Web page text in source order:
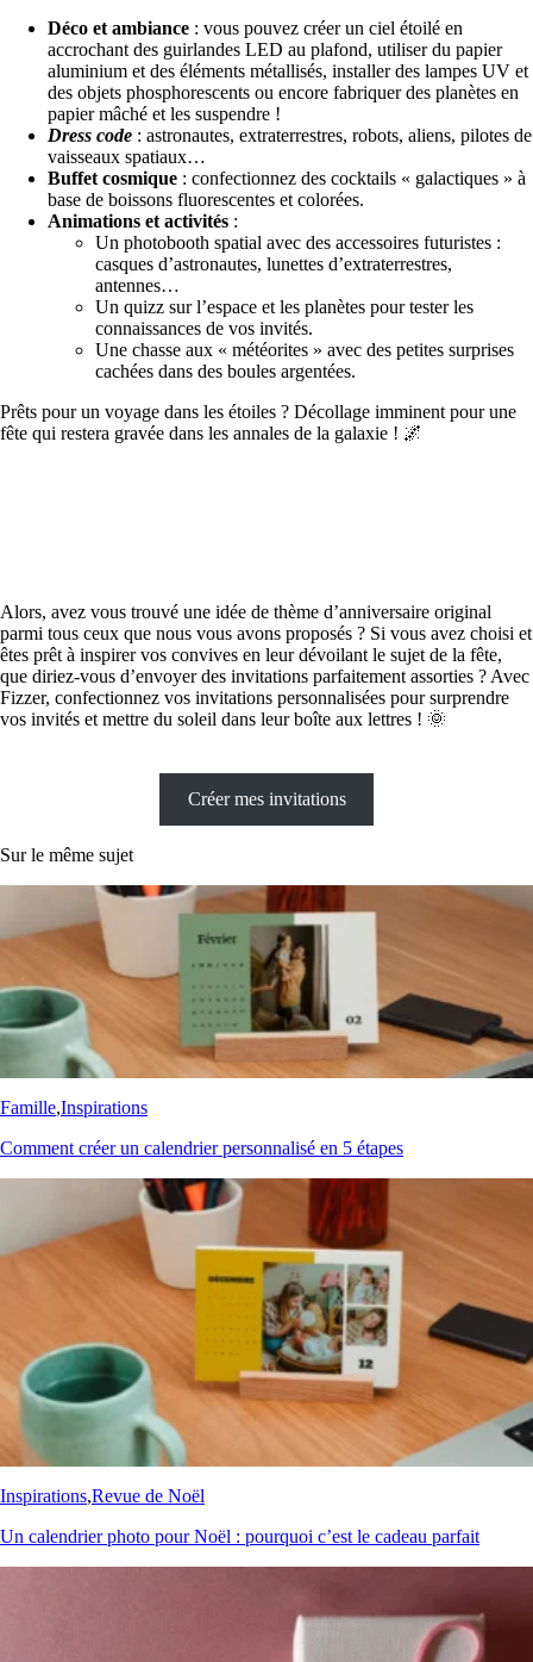
Déco et ambiance : vous pouvez créer un ciel étoilé en
accrochant des guirlandes LED au plafond, utiliser du papier
aluminium et des éléments métallisés, installer des lampes UV et
des objets phosphorescents ou encore fabriquer des planètes en
papier mâché et les suspendre !
Dress code : astronautes, extraterrestres, robots, aliens, pilotes de
vaisseaux spatiaux…
Buffet cosmique : confectionnez des cocktails « galactiques » à
base de boissons fluorescentes et colorées.
Animations et activités :
Un photobooth spatial avec des accessoires futuristes :
casques d’astronautes, lunettes d’extraterrestres,
antennes…
Un quizz sur l’espace et les planètes pour tester les
connaissances de vos invités.
Une chasse aux « météorites » avec des petites surprises
cachées dans des boules argentées.
Prêts pour un voyage dans les étoiles ? Décollage imminent pour une
fête qui restera gravée dans les annales de la galaxie ! 🌌
Alors, avez vous trouvé une idée de thème d’anniversaire original
parmi tous ceux que nous vous avons proposés ? Si vous avez choisi et
êtes prêt à inspirer vos convives en leur dévoilant le sujet de la fête,
que diriez-vous d’envoyer des invitations parfaitement assorties ? Avec
Fizzer, confectionnez vos invitations personnalisées pour surprendre
vos invités et mettre du soleil dans leur boîte aux lettres ! 🌞
Créer mes invitations
Sur le même sujet
Famille,Inspirations
Comment créer un calendrier personnalisé en 5 étapes
Inspirations,Revue de Noël
Un calendrier photo pour Noël : pourquoi c’est le cadeau parfait